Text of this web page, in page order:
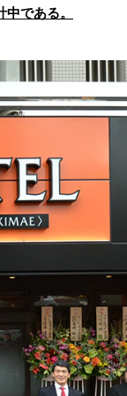
である。